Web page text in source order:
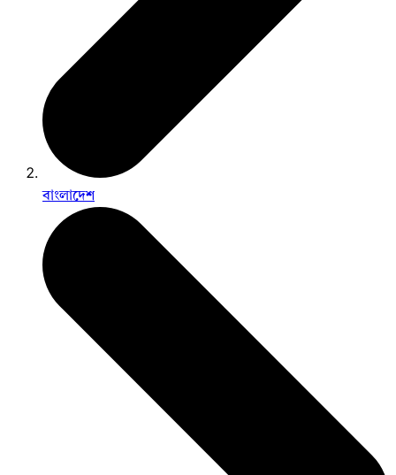
বাংলাদেশ